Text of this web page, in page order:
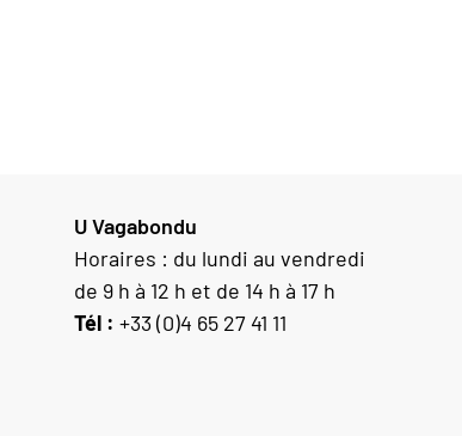
U Vagabondu
Horaires : du lundi au vendredi
de 9 h à 12 h et de 14 h à 17 h
Tél : +33 (0)4 65 27 41 11